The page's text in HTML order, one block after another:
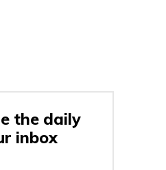
the daily
inbox